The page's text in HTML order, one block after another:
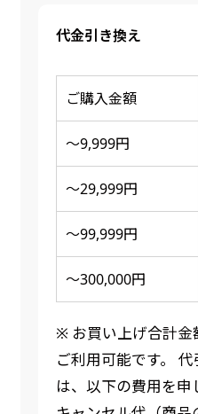
代金引き換え
ご購入金額
～9,999円
～29,999円
～99,999円
～300,000円
※ お買い上げ合計金
ご利用可能です。
は、以下の費用を申